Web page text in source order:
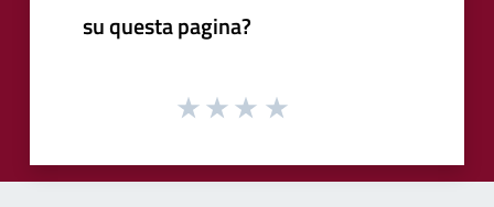
su questa pagina?